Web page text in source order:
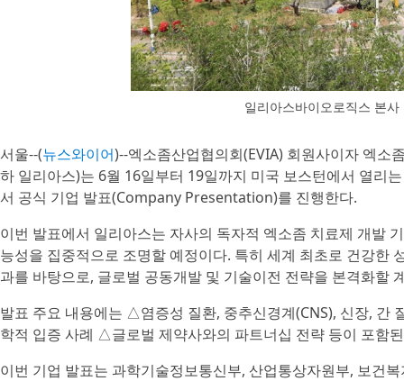
일리아스바이오로직스 본
서울--(뉴스와이어)--엑소좀산업협의회(EVIA) 회원사이자 엑소
하 일리아스)는 6월 16일부터 19일까지 미국 보스턴에서 열리
서 공식 기업 발표(Company Presentation)를 진행한다.
이번 발표에서 일리아스는 자사의 독자적 엑소좀 치료제 개발
능성을 집중적으로 조명할 예정이다. 특히 세계 최초로 건강한
과를 바탕으로, 글로벌 공동개발 및 기술이전 전략을 본격화할
발표 주요 내용에는 △염증성 질환, 중추신경계(CNS), 신장,
학적 입증 사례 △글로벌 제약사와의 파트너십 전략 등이 포함
이번 기업 발표는 과학기술정보통신부, 산업통상자원부, 보건